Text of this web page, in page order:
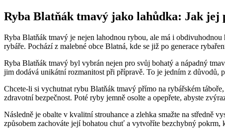
Ryba Blatňák tmavý jako lahůdka: Jak
Ryba Blatňák tmavý je nejen lahodnou rybou, ale má i
rybáře. Pochází z malebné obce Blatná, kde se již po generace
Ryba Blatňák tmavý byl vybrán nejen pro svůj bohatý a nápadný
jim dodává unikátní rozmanitost při přípravě. To je jedním z důvodů,
Chcete-li si vychutnat rybu Blatňák tmavý přímo na rybářském
zdravotní bezpečnost. Poté ryby jemně osolte a opepřete, abyste
Následně je obalte v kvalitní strouhance a zlehka smažte na středně
způsobem zachováte její bohatou chuť a vytvoříte bezchybný pokrm,